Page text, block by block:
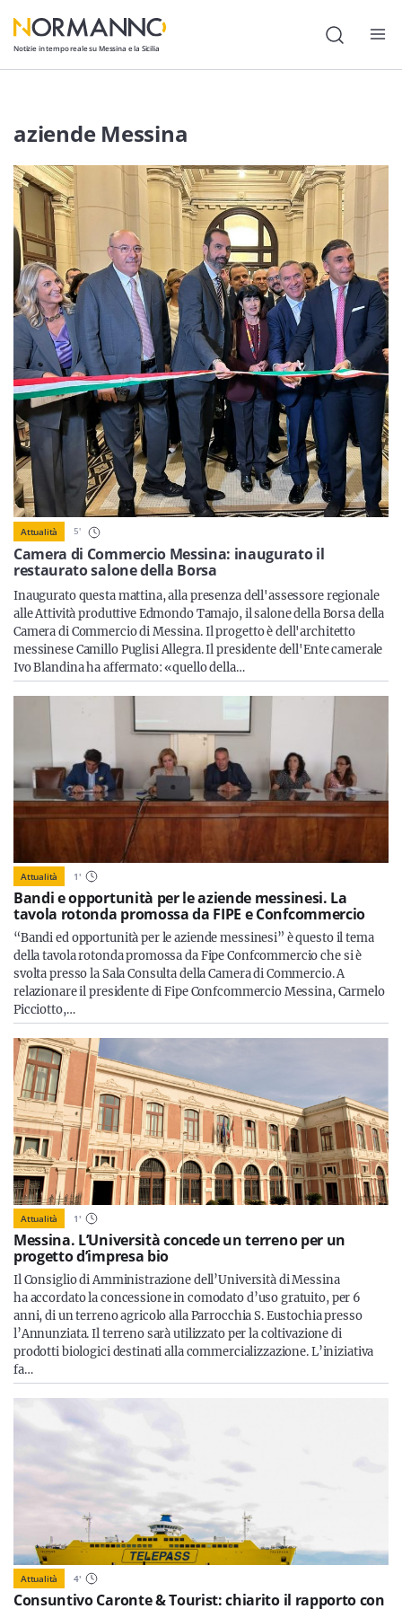
Notizie in tempo reale su Messina e la Sicilia
Attualità
Politica
Cultura
Lavoro
Società
Economia
Sport
Sicilia
Servizi
Resta sempre aggiornato con le ultime news, iscriviti alla
nostra newsletter
Iscriviti
aziende Messina
Camera di Commercio Messina: inaugurato il
restaurato salone della Borsa
Attualità 5'
Inaugurato questa mattina, alla presenza dell'assessore regionale
alle Attività produttive Edmondo Tamajo, il salone della Borsa della
Camera di Commercio di Messina. Il progetto è dell'architetto
messinese Camillo Puglisi Allegra. Il presidente dell'Ente camerale
Ivo Blandina ha affermato: «quello della…
Attualità 1'
Bandi e opportunità per le aziende messinesi. La
tavola rotonda promossa da FIPE e Confcommercio
“Bandi ed opportunità per le aziende messinesi” è questo il tema
della tavola rotonda promossa da Fipe Confcommercio che si è
svolta presso la Sala Consulta della Camera di Commercio. A
relazionare il presidente di Fipe Confcommercio Messina, Carmelo
Picciotto,…
Attualità 1'
Messina. L’Università concede un terreno per un
progetto d’impresa bio
Il Consiglio di Amministrazione dell’Università di Messina
ha accordato la concessione in comodato d’uso gratuito, per 6
anni, di un terreno agricolo alla Parrocchia S. Eustochia presso
l’Annunziata. Il terreno sarà utilizzato per la coltivazione di
prodotti biologici destinati alla commercializzazione. L’iniziativa
fa…
Attualità 4'
Consuntivo Caronte & Tourist: chiarito il rapporto con